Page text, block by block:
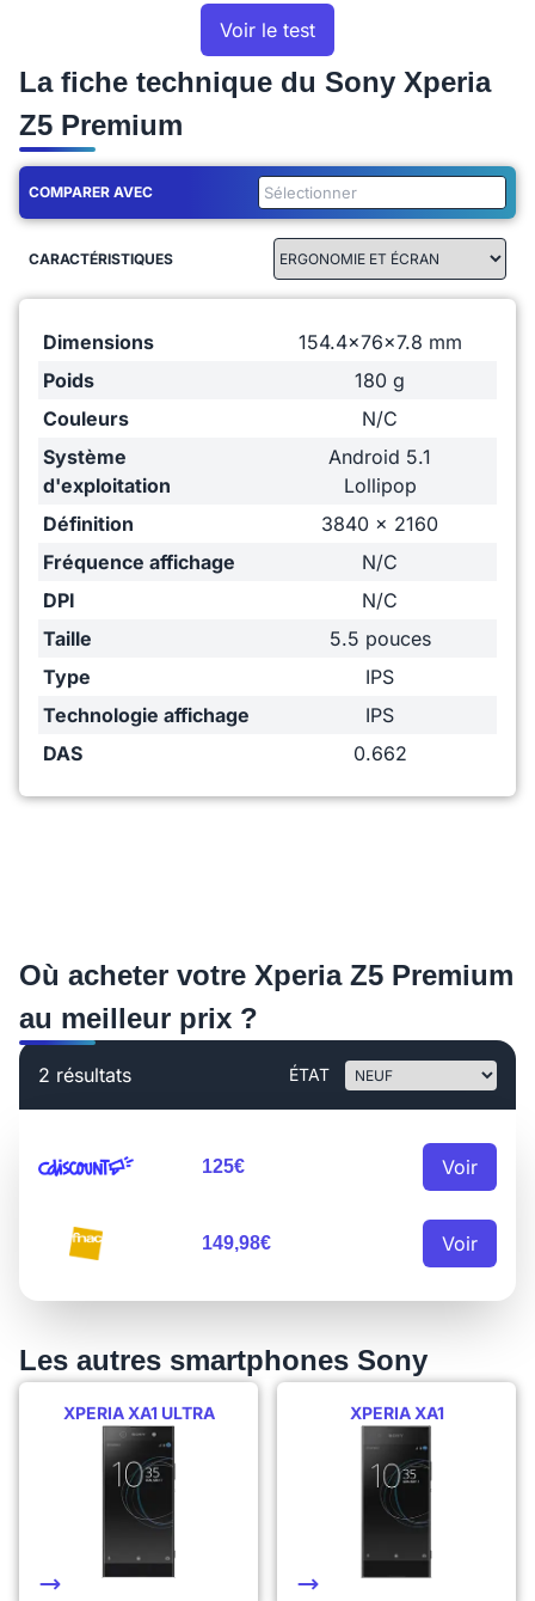
Voir le test
La fiche technique du Sony Xperia
Z5 Premium
COMPARER AVEC
CARACTÉRISTIQUES
Dimensions
154.4x76x7.8 mm
Poids
180 g
Couleurs
N/C
Système
d'exploitation
Android 5.1
Lollipop
Définition
3840 x 2160
Fréquence affichage
N/C
DPI
N/C
Taille
5.5 pouces
Type
IPS
Technologie affichage
IPS
DAS
0.662
Où acheter votre Xperia Z5 Premium
au meilleur prix ?
2 résultats ÉTAT
125€ Voir
149,98€ Voir
Les autres smartphones Sony
XPERIA XA1 ULTRA XPERIA XA1